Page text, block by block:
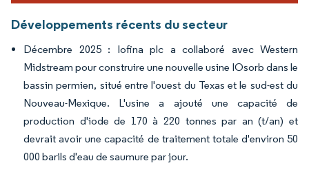
Développements récents du secteur
Décembre 2025 : Iofina plc a collaboré avec Western
Midstream pour construire une nouvelle usine IOsorb dans le
bassin permien, situé entre l'ouest du Texas et le sud-est du
Nouveau-Mexique. L'usine a ajouté une capacité de
production d'iode de 170 à 220 tonnes par an (t/an) et
devrait avoir une capacité de traitement totale d'environ 50
000 barils d'eau de saumure par jour.